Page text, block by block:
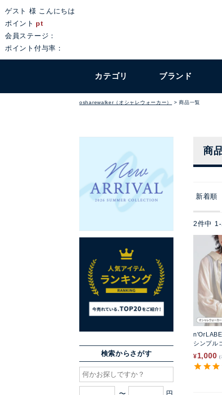
ゲスト 様 こんにちは
ポイント pt
会員ステージ：
ポイント付与率：
カテゴリ ブランド
osharewalker（オシャレウォーカー） 商品一覧
検索からさがす
商
新着順
2件中 1 -
シンプル
¥1,000